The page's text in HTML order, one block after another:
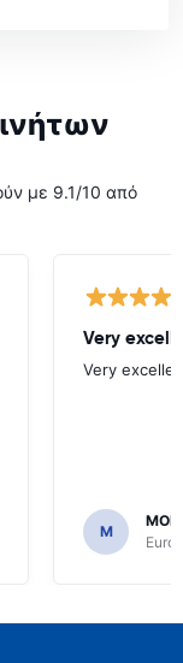
με 9.1/10 από
Very
Very
M